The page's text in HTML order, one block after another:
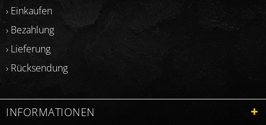
› Einkaufen
› Bezahlung
› Lieferung
› Rücksendung
INFORMATIONEN